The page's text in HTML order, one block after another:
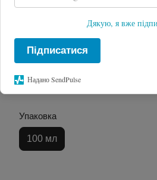
Дякую, я вже
Підписатися
Надано SendPulse
Упаковка
100 мл